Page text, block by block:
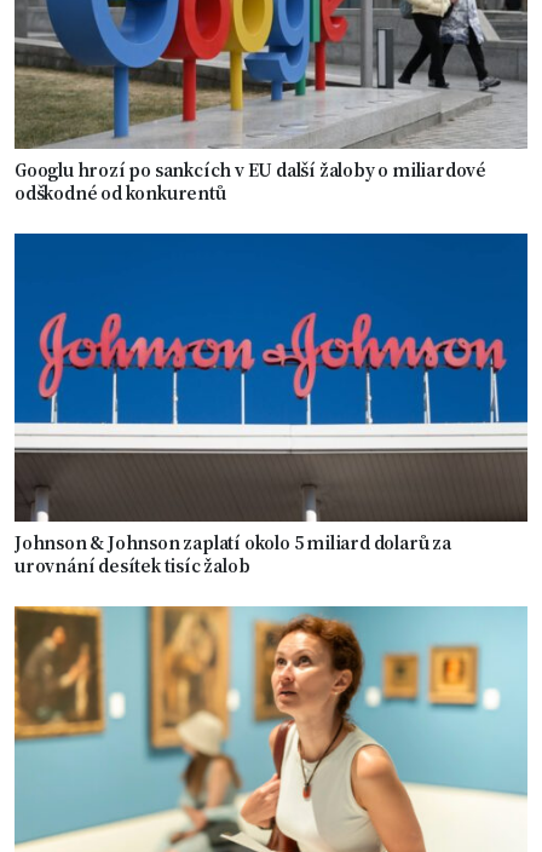
Googlu hrozí po sankcích v EU další žaloby o miliardové
odškodné od konkurentů
Johnson & Johnson zaplatí okolo 5 miliard dolarů za
urovnání desítek tisíc žalob